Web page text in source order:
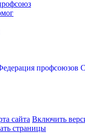
профсоюзов
сайта Включить
страницы